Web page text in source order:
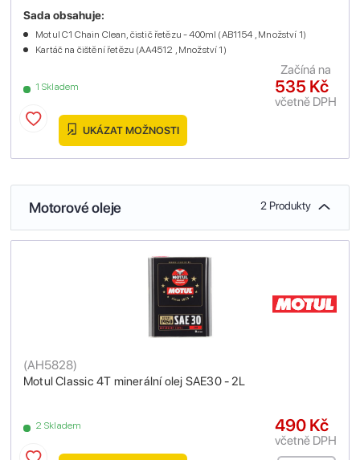
1 Skladem
Sada obsahuje:
Motul C1 Chain Clean, čistič řetězu - 400ml (AB1154 , Množství 1)
Kartáč na čištění řetězu (AA4512 , Množství 1)
535 Kč
včetně DPH
Začíná na
UKÁZAT MOŽNOSTI
Motorové oleje 2 Produkty
Motul Classic 4T minerální olej SAE30 - 2L
(AH5828)
2 Skladem 490 Kč
včetně DPH